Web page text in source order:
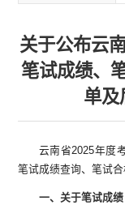
关于公布云
笔试成绩、
单及
云南省2025年度
笔试成绩查询、笔试
一、关于笔试成绩